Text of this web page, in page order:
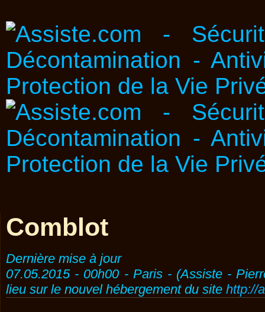
Comblot
Dernière mise à jour
07.05.2015 - 00h00 - Paris - (Assiste -
lieu sur le nouvel hébergement du site http://